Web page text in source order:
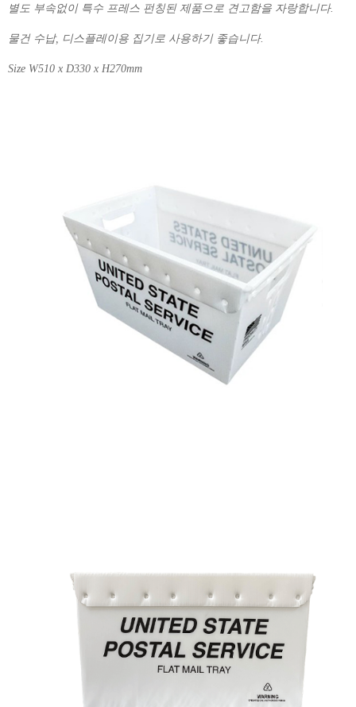
별도 부속없이 특수 프레스 펀칭된 제품으로 견고함을 자랑합니다.
물건 수납, 디스플레이용 집기로 사용하기 좋습니다.
Size W510 x D330 x H270mm